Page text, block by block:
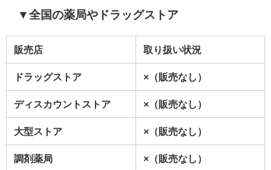
▼全国の薬局やドラッグストア
販売店 取り扱い状況
ドラッグストア ×（販売なし）
ディスカウントストア ×（販売なし）
大型ストア ×（販売なし）
調剤薬局 ×（販売なし）